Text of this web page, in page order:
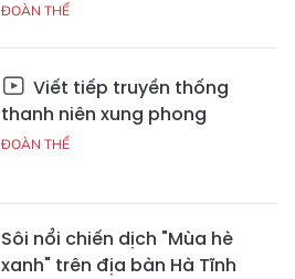
ĐOÀN THỂ
Viết tiếp truyền thống
thanh niên xung phong
ĐOÀN THỂ
Sôi nổi chiến dịch "Mùa hè
xanh" trên địa bàn Hà Tĩnh